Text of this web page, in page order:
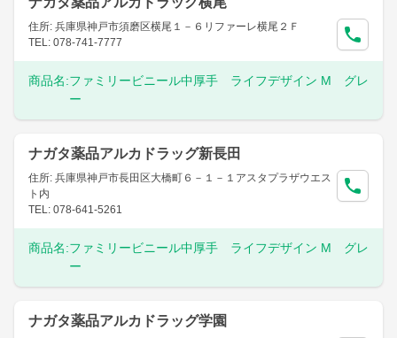
住所: 兵庫県神戸市須磨区横尾１－６リファーレ横尾２Ｆ
TEL: 078-741-7777
商品名:ファミリービニール中厚手 ライフデザイン M グレ
ー
ナガタ薬品アルカドラッグ新長田
住所: 兵庫県神戸市長田区大橋町６－１－１アスタプラザウエス
ト内
TEL: 078-641-5261
商品名:ファミリービニール中厚手 ライフデザイン M グレ
ー
ナガタ薬品アルカドラッグ学園